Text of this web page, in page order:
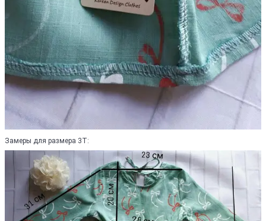
Замеры для размера 3Т: